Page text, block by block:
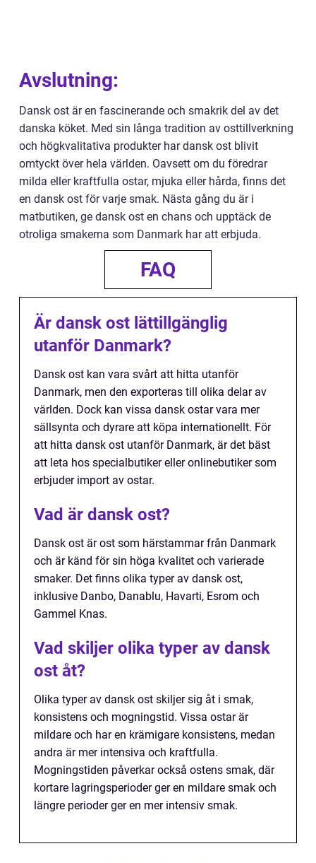
Avslutning:
Dansk ost är en fascinerande och smakrik del av det
danska köket. Med sin långa tradition av osttillverkning
och högkvalitativa produkter har dansk ost blivit
omtyckt över hela världen. Oavsett om du föredrar
milda eller kraftfulla ostar, mjuka eller hårda, finns det
en dansk ost för varje smak. Nästa gång du är i
matbutiken, ge dansk ost en chans och upptäck de
otroliga smakerna som Danmark har att erbjuda.
FAQ
Är dansk ost lättillgänglig
utanför Danmark?
Dansk ost kan vara svårt att hitta utanför
Danmark, men den exporteras till olika delar av
världen. Dock kan vissa dansk ostar vara mer
sällsynta och dyrare att köpa internationellt. För
att hitta dansk ost utanför Danmark, är det bäst
att leta hos specialbutiker eller onlinebutiker som
erbjuder import av ostar.
Vad är dansk ost?
Dansk ost är ost som härstammar från Danmark
och är känd för sin höga kvalitet och varierade
smaker. Det finns olika typer av dansk ost,
inklusive Danbo, Danablu, Havarti, Esrom och
Gammel Knas.
Vad skiljer olika typer av dansk
ost åt?
Olika typer av dansk ost skiljer sig åt i smak,
konsistens och mogningstid. Vissa ostar är
mildare och har en krämigare konsistens, medan
andra är mer intensiva och kraftfulla.
Mogningstiden påverkar också ostens smak, där
kortare lagringsperioder ger en mildare smak och
längre perioder ger en mer intensiv smak.